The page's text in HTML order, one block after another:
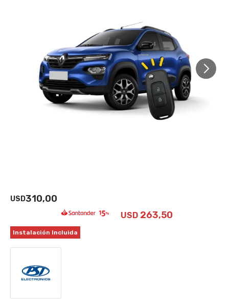
USD310,00
USD 263,50
Instalación Incluida